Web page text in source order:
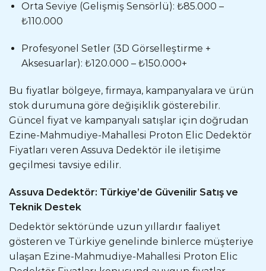
Orta Seviye (Gelişmiş Sensörlü): ₺85.000 –
₺110.000
Profesyonel Setler (3D Görselleştirme +
Aksesuarlar): ₺120.000 – ₺150.000+
Bu fiyatlar bölgeye, firmaya, kampanyalara ve ürün
stok durumuna göre değişiklik gösterebilir.
Güncel fiyat ve kampanyalı satışlar için doğrudan
Ezine-Mahmudiye-Mahallesi Proton Elic Dedektör
Fiyatları veren Assuva Dedektör ile iletişime
geçilmesi tavsiye edilir.
Assuva Dedektör: Türkiye’de Güvenilir Satış ve
Teknik Destek
Dedektör sektöründe uzun yıllardır faaliyet
gösteren ve Türkiye genelinde binlerce müşteriye
ulaşan Ezine-Mahmudiye-Mahallesi Proton Elic